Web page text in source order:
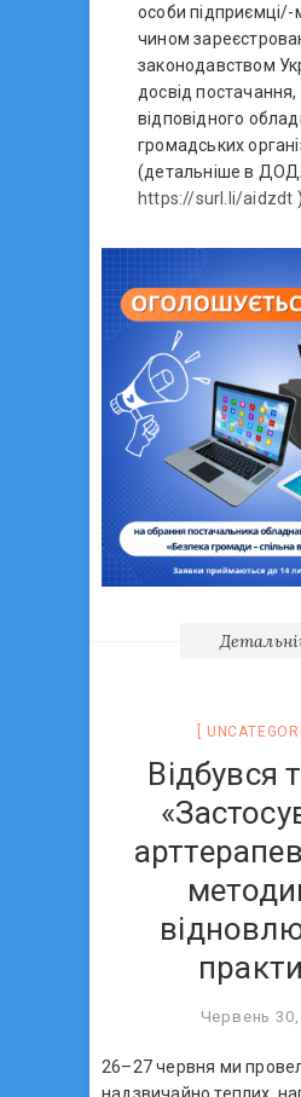
особи
чином
законодавством
досвід
відповідного
громадських
(детальніше в
https://surl.li/aidzdt ).
Відбувся
Червень
26–27 червня ми
надзвичайно теплих,